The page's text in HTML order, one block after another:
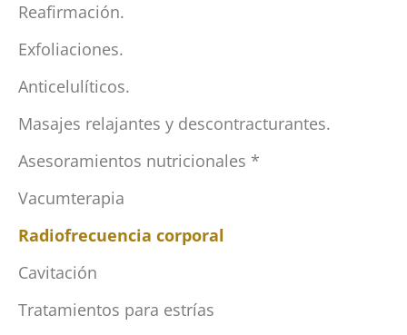
Reafirmación.
Exfoliaciones.
Anticelulíticos.
Masajes relajantes y descontracturantes.
Asesoramientos nutricionales *
Vacumterapia
Radiofrecuencia corporal
Cavitación
Tratamientos para estrías